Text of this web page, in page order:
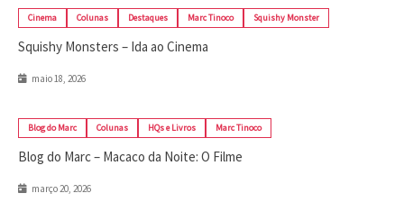
Cinema Colunas Destaques Marc Tinoco Squishy Monster
Squishy Monsters – Ida ao Cinema
maio 18, 2026
Blog do Marc Colunas HQs e Livros Marc Tinoco
Blog do Marc – Macaco da Noite: O Filme
março 20, 2026